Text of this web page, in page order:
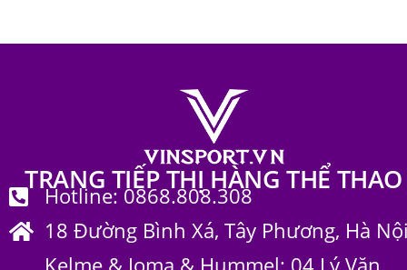
TRANG TIẾP THỊ HÀNG THỂ THAO
Hotline: 0868.808.308
18 Đường Bình Xá, Tây Phương, Hà Nội